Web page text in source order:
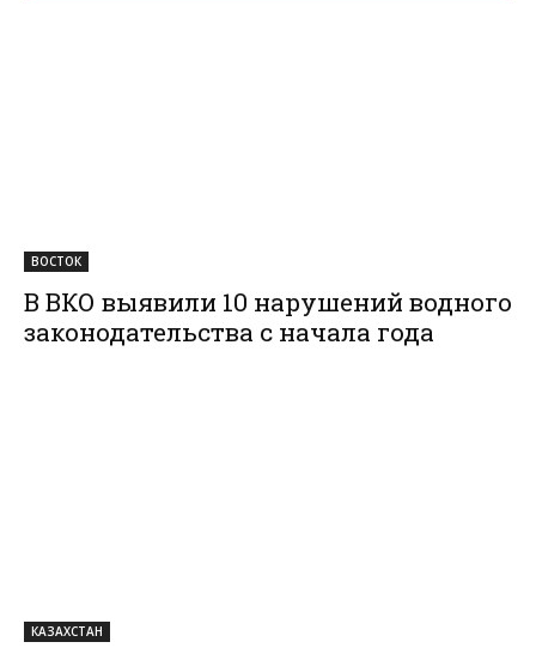
ВОСТОК
В ВКО выявили 10 нарушений водного
законодательства с начала года
КАЗАХСТАН